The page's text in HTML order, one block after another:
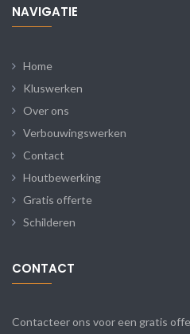
NAVIGATIE
Home
Kluswerken
Over ons
Verbouwingswerken
Contact
Houtbewerking
Gratis offerte
Schilderen
CONTACT
Contacteer ons voor een gratis